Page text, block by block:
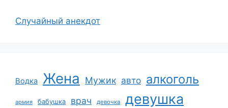
Случайный анекдот
Водка Жена Мужик авто алкоголь
армия бабушка врач девочка девушка